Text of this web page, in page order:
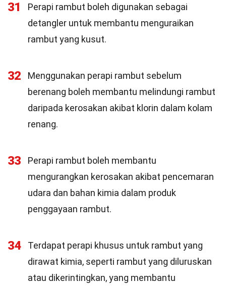
31
Perapi rambut boleh digunakan sebagai
detangler untuk membantu menguraikan
rambut yang kusut.
32
Menggunakan perapi rambut sebelum
berenang boleh membantu melindungi rambut
daripada kerosakan akibat klorin dalam kolam
renang.
33
Perapi rambut boleh membantu
mengurangkan kerosakan akibat pencemaran
udara dan bahan kimia dalam produk
penggayaan rambut.
34
Terdapat perapi khusus untuk rambut yang
dirawat kimia, seperti rambut yang diluruskan
atau dikerintingkan, yang membantu